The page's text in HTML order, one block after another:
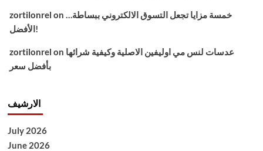
zortilonrel on خمسة مزايا تجعل التسوق الالكتروني ببساطة…
الأفضل!
zortilonrel on عدسات لنس مي اوليفين الاصلية وكيفية شرائها
بأفضل سعر
الارشيف
July 2026
June 2026